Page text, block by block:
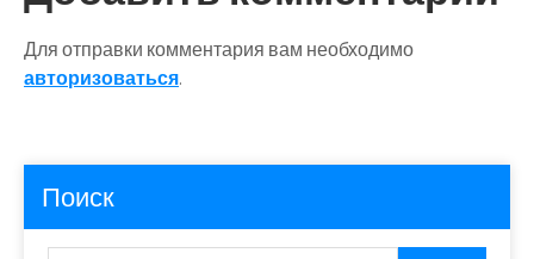
записям
Для отправки комментария вам необходимо
авторизоваться.
Поиск